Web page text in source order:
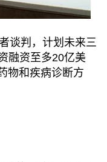
谈判，计划未来三
融资至多20亿美
物和疾病诊断方